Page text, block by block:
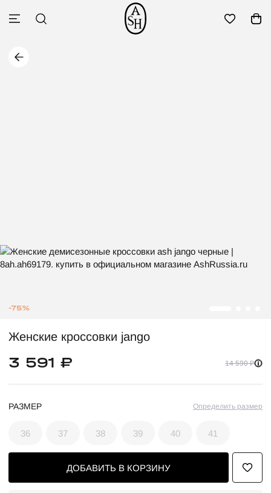
-75%
Женские кроссовки jango
3 591 ₽ 14 590 ₽
РАЗМЕР Определить размер
36 37 38 39 40 41
ДОБАВИТЬ В КОРЗИНУ